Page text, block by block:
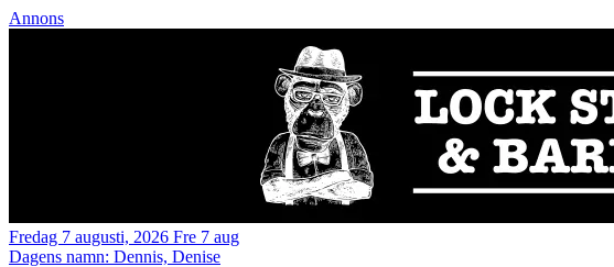
Annons
Fredag 7 augusti, 2026 Fre 7 aug
Dagens namn: Dennis, Denise